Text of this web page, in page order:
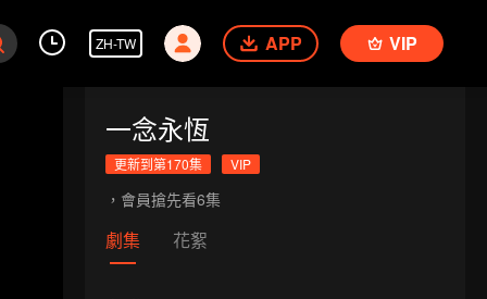
ZH-TW APP VIP
一念永恆
更新到第170集 VIP
，會員搶先看6集
劇集 花絮